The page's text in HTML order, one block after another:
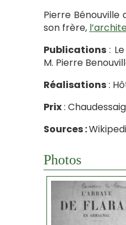
Pierre Bénouville
son frère,
Publications: Le
M. Pierre
Réalisations:
Prix:
Sources :
Photos